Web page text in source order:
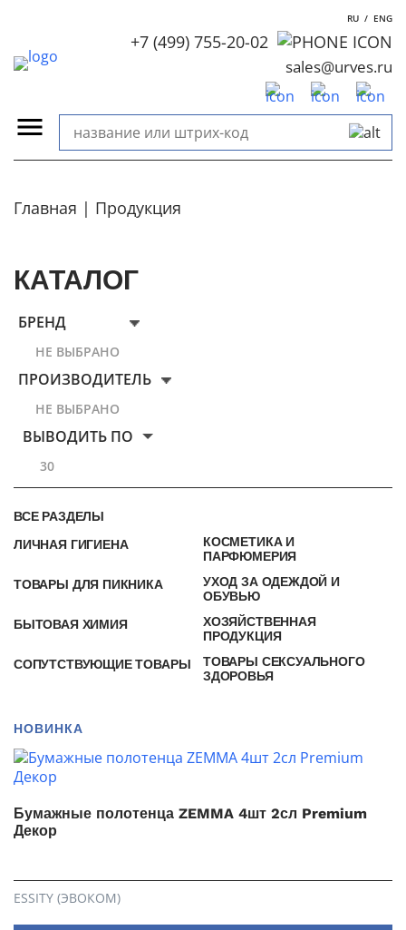
RU / ENG
+7 (499) 755-20-02
sales@urves.ru
Главная Продукция
КАТАЛОГ
БРЕНД
НЕ ВЫБРАНО
ПРОИЗВОДИТЕЛЬ
НЕ ВЫБРАНО
ВЫВОДИТЬ ПО
30
ВСЕ РАЗДЕЛЫ
ЛИЧНАЯ ГИГИЕНА
КОСМЕТИКА И
ПАРФЮМЕРИЯ
ТОВАРЫ ДЛЯ ПИКНИКА
УХОД ЗА ОДЕЖДОЙ И
ОБУВЬЮ
БЫТОВАЯ ХИМИЯ
ХОЗЯЙСТВЕННАЯ
ПРОДУКЦИЯ
СОПУТСТВУЮЩИЕ ТОВАРЫ
ТОВАРЫ СЕКСУАЛЬНОГО
ЗДОРОВЬЯ
НОВИНКА
Бумажные полотенца ZEMMA 4шт 2сл Premium
Декор
ESSITY (ЭВОКОМ)